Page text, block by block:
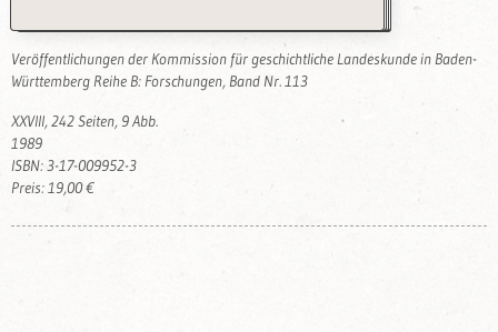
Veröffentlichungen der Kommission für geschichtliche Landeskunde in Baden-
Württemberg Reihe B: Forschungen, Band Nr. 113
XXVIII, 242 Seiten, 9 Abb.
1989
ISBN: 3-17-009952-3
Preis: 19,00 €